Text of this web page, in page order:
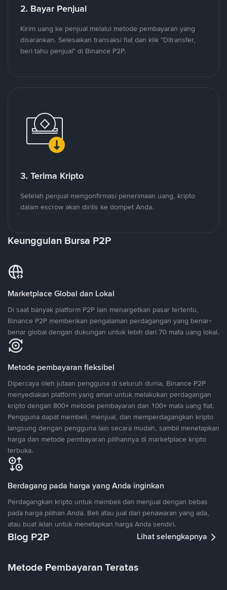
2. Bayar Penjual
Kirim uang ke penjual melalui metode pembayaran yang
disarankan. Selesaikan transaksi fiat dan klik "Ditransfer,
beri tahu penjual" di Binance P2P.
3. Terima Kripto
Setelah penjual mengonfirmasi penerimaan uang, kripto
dalam escrow akan dirilis ke dompet Anda.
Keunggulan Bursa P2P
Marketplace Global dan Lokal
Di saat banyak platform P2P lain menargetkan pasar tertentu,
Binance P2P memberikan pengalaman perdagangan yang benar-
benar global dengan dukungan untuk lebih dari 70 mata uang lokal.
Metode pembayaran fleksibel
Dipercaya oleh jutaan pengguna di seluruh dunia, Binance P2P
menyediakan platform yang aman untuk melakukan perdagangan
kripto dengan 800+ metode pembayaran dan 100+ mata uang fiat.
Pengguna dapat membeli, menjual, dan memperdagangkan kripto
langsung dengan pengguna lain secara mudah, sambil menetapkan
harga dan metode pembayaran pilihannya di marketplace kripto
terbuka.
Berdagang pada harga yang Anda inginkan
Perdagangkan kripto untuk membeli dan menjual dengan bebas
pada harga pilihan Anda. Beli atau jual dari penawaran yang ada,
atau buat iklan untuk menetapkan harga Anda sendiri.
Blog P2P Lihat selengkapnya
Metode Pembayaran Teratas